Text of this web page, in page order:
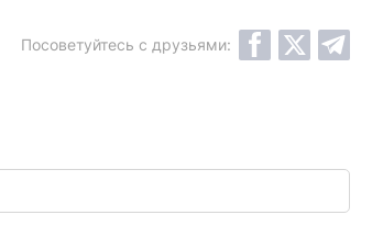
Посоветуйтесь с друзьями: